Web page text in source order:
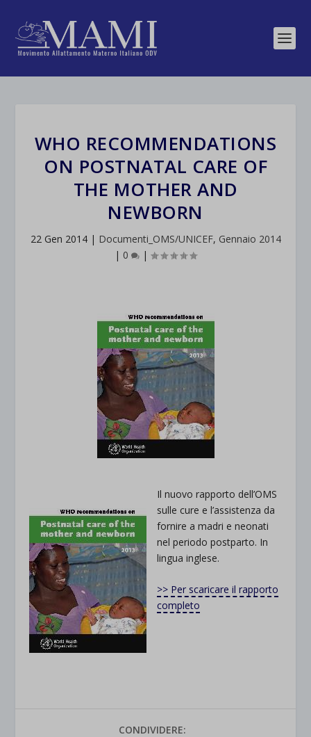
WHO RECOMMENDATIONS
ON POSTNATAL CARE OF
THE MOTHER AND
NEWBORN
22 Gen 2014| Documenti_OMS/UNICEF, Gennaio 2014
| 0 |
Il nuovo rapporto dell’OMS
sulle cure e l’assistenza da
fornire a madri e neonati
nel periodo postparto. In
lingua inglese.
>> Per scaricare il rapporto
completo
CONDIVIDERE: